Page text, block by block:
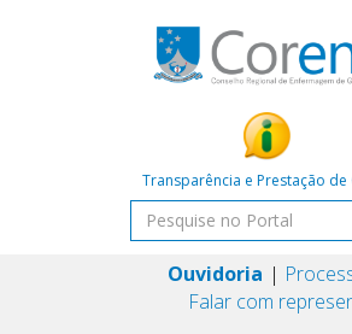
Transparência e Prestação de
Ouvidoria
Falar com